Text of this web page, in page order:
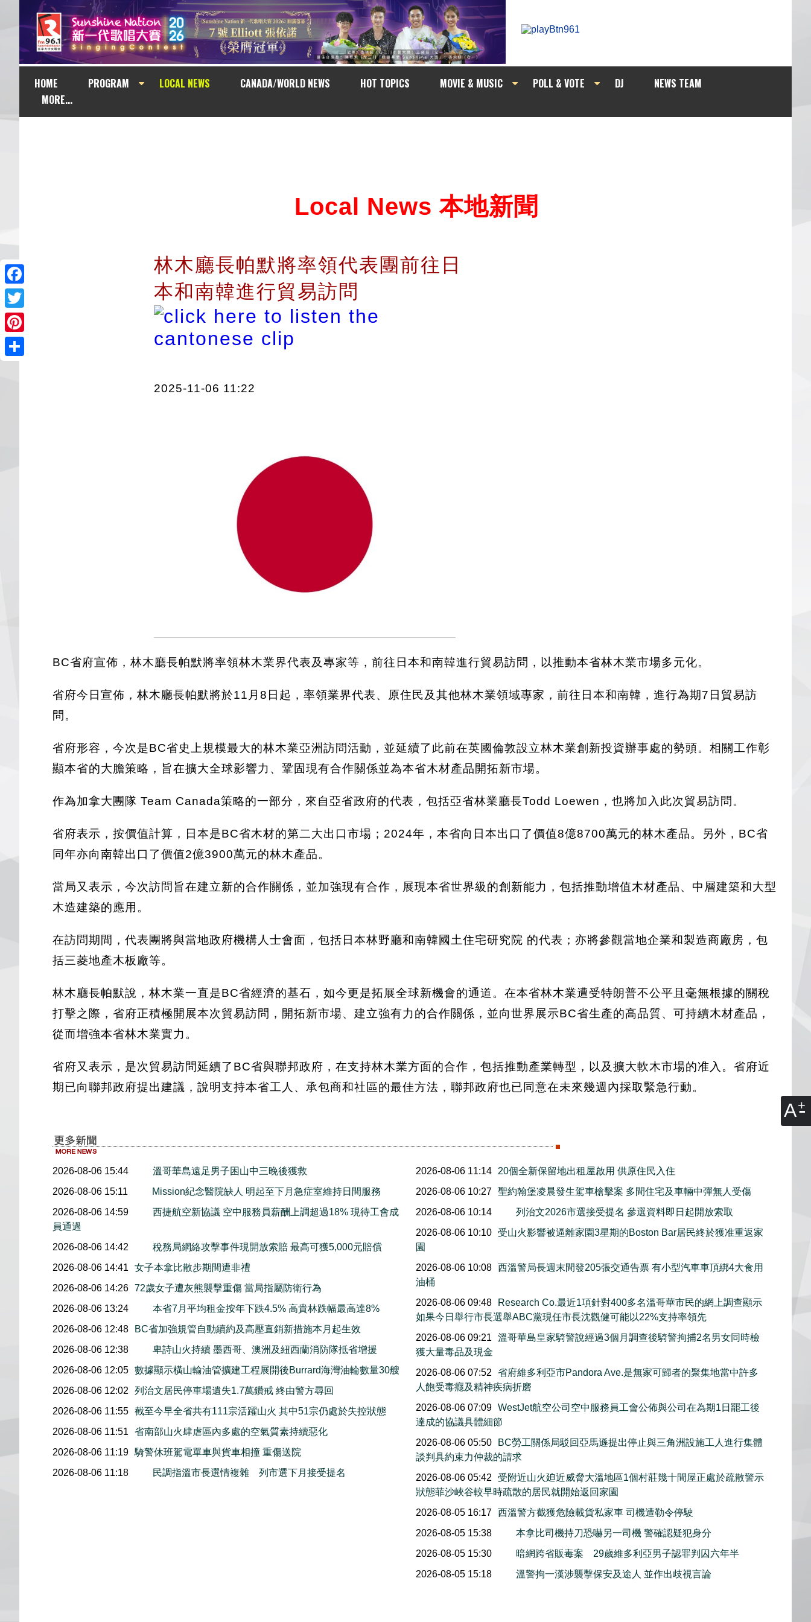
A
HOME PROGRAM LOCAL NEWS CANADA/WORLD NEWS HOT TOPICS MOVIE & MUSIC POLL & VOTE DJ
NEWS TEAM
MORE...
Facebook
Twitter
Pinterest
Local News 本地新聞
林木廳長帕默將率領代表團前往日
本和南韓進行貿易訪問
2025-11-06 11:22
BC省府宣佈，林木廳長帕默將率領林木業界代表及專家等，前往日本和南韓進行貿易訪問，以推動本省林木業市場多元化。
省府今日宣佈，林木廳長帕默將於11月8日起，率領業界代表、原住民及其他林木業領域專家，前往日本和南韓，進行為期7日貿易訪
問。
省府形容，今次是BC省史上規模最大的林木業亞洲訪問活動，並延續了此前在英國倫敦設立林木業創新投資辦事處的勢頭。相關工作彰
顯本省的大膽策略，旨在擴大全球影響力、鞏固現有合作關係並為本省木材產品開拓新市場。
作為加拿大團隊 Team Canada策略的一部分，來自亞省政府的代表，包括亞省林業廳長Todd Loewen，也將加入此次貿易訪問。
省府表示，按價值計算，日本是BC省木材的第二大出口市場；2024年，本省向日本出口了價值8億8700萬元的林木產品。另外，BC省
同年亦向南韓出口了價值2億3900萬元的林木產品。
當局又表示，今次訪問旨在建立新的合作關係，並加強現有合作，展現本省世界級的創新能力，包括推動增值木材產品、中層建築和大型
木造建築的應用。
在訪問期間，代表團將與當地政府機構人士會面，包括日本林野廳和南韓國土住宅研究院 的代表；亦將參觀當地企業和製造商廠房，包
括三菱地產木板廠等。
林木廳長帕默說，林木業一直是BC省經濟的基石，如今更是拓展全球新機會的通道。在本省林木業遭受特朗普不公平且毫無根據的關稅
打擊之際，省府正積極開展本次貿易訪問，開拓新市場、建立強有力的合作關係，並向世界展示BC省生產的高品質、可持續木材產品，
從而增強本省林木業實力。
省府又表示，是次貿易訪問延續了BC省與聯邦政府，在支持林木業方面的合作，包括推動產業轉型，以及擴大軟木市場的准入。省府近
期已向聯邦政府提出建議，說明支持本省工人、承包商和社區的最佳方法，聯邦政府也已同意在未來幾週內採取緊急行動。
2026-08-06 15:44
溫哥華島遠足男子困山中三晚後獲救
2026-08-06 15:11
Mission紀念醫院缺人 明起至下月急症室維持日間服務
2026-08-06 14:59
西捷航空新協議 空中服務員薪酬上調超過18% 現待工會成
員通過
2026-08-06 14:42
稅務局網絡攻擊事件現開放索賠 最高可獲5,000元賠償
2026-08-06 14:41
女子本拿比散步期間遭非禮
2026-08-06 14:26 72歲女子遭灰熊襲擊重傷 當局指屬防衛行為
2026-08-06 13:24
本省7月平均租金按年下跌4.5% 高貴林跌幅最高達8%
2026-08-06 12:48
BC省加強規管自動續約及高壓直銷新措施本月起生效
2026-08-06 12:38
卑詩山火持續 墨西哥、澳洲及紐西蘭消防隊抵省增援
2026-08-06 12:05 數據顯示橫山輸油管擴建工程展開後Burrard海灣油輪數量30艘
2026-08-06 12:02
列治文居民停車場遺失1.7萬鑽戒 終由警方尋回
2026-08-06 11:55 截至今早全省共有111宗活躍山火 其中51宗仍處於失控狀態
2026-08-06 11:51
省南部山火肆虐區內多處的空氣質素持續惡化
2026-08-06 11:19 騎警休班駕電單車與貨車相撞 重傷送院
2026-08-06 11:18
民調指溫市長選情複雜 列市選下月接受提名
2026-08-06 11:14
20個全新保留地出租屋啟用 供原住民入住
2026-08-06 10:27
聖約翰堡凌晨發生駕車槍擊案 多間住宅及車輛中彈無人受傷
2026-08-06 10:14
列治文2026市選接受提名 參選資料即日起開放索取
2026-08-06 10:10
受山火影響被逼離家園3星期的Boston Bar居民終於獲准重返家
園
2026-08-06 10:08
西溫警局長週末間發205張交通告票 有小型汽車車頂綁4大食用
油桶
2026-08-06 09:48
Research Co.最近1項針對400多名溫哥華市民的網上調查顯示
如果今日舉行市長選舉ABC黨現任市長沈觀健可能以22%支持率領先
2026-08-06 09:21
溫哥華島皇家騎警說經過3個月調查後騎警拘捕2名男女同時檢
獲大量毒品及現金
2026-08-06 07:52
省府維多利亞市Pandora Ave.是無家可歸者的聚集地當中許多
人飽受毒癮及精神疾病折磨
2026-08-06 07:09
WestJet航空公司空中服務員工會公佈與公司在為期1日罷工後
達成的協議具體細節
2026-08-06 05:50
BC勞工關係局駁回亞馬遜提出停止與三角洲設施工人進行集體
談判具約束力仲裁的請求
2026-08-06 05:42
受附近山火廹近威脅大溫地區1個村莊幾十間屋正處於疏散警示
狀態菲沙峽谷較早時疏散的居民就開始返回家園
2026-08-05 16:17
西溫警方截獲危險載貨私家車 司機遭勒令停駛
2026-08-05 15:38
本拿比司機持刀恐嚇另一司機 警確認疑犯身分
2026-08-05 15:30
暗網跨省販毒案 29歲維多利亞男子認罪判囚六年半
2026-08-05 15:18
溫警拘一漢涉襲擊保安及途人 並作出歧視言論